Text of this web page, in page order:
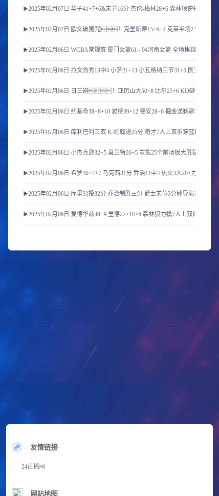
▶️2025年02月07日 华子41+7+6&末节16分 杰伦-格林28+6 森林狼逆转送火箭
▶️2025年02月07日 欧文破魔咒！克里斯蒂15+6+4 克莱半场23分 独行
▶️2025年02月06日 WCBA常规赛 厦门女篮61 - 94河南女篮 全场集锦
▶️2025年02月06日 拉文首秀13中4 小萨21+13 小瓦格纳三节31+5 国王不敌魔
▶️2025年02月06日 日三崩！亚历山大50+8 比尔25+6 KD缺阵 雷霆
▶️2025年02月06日 约基奇38+8+10 波特39+12 锡安28+6 掘金送鹈鹕7连败
▶️2025年02月06日 库利巴利三双 K-约翰逊25分 奇才7人上双拆穿篮网取3连
▶️2025年02月06日 小杰克逊32+5 莫兰特26+5 灰熊25个前场板大胜猛龙近11
▶️2025年02月06日 希罗30+7+7 马克西31分 乔治11中3 热火3人20+力克76人
▶️2025年02月06日 库里31投32分 乔治制胜三分 爵士末节3分钟导演18-4逆转
▶️2025年02月06日 爱德华兹49+9 里德22+10+6 森林狼力擒7人上双的公牛
友情链接
24直播网
网站地图